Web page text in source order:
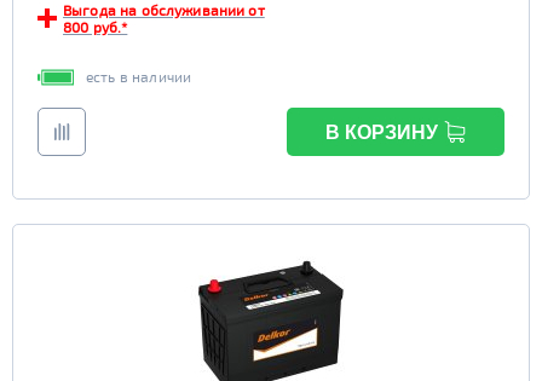
Выгода на обслуживании от
800 руб.*
есть в наличии
В КОРЗИНУ